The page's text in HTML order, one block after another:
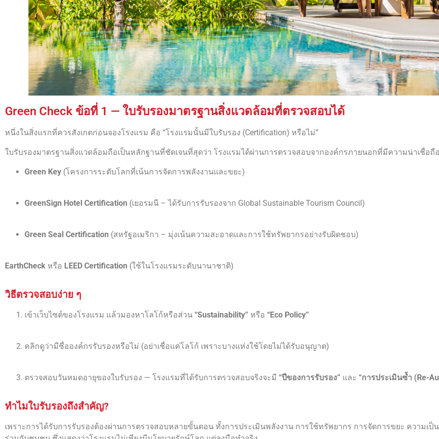
Green Check ข้อที่ 1 — ใบรับรองมาตรฐานสิ่งแวดล้อมที่ตรวจสอบได้
หนึ่งในสิ่งแรกที่ควรสังเกตก่อนจองโรงแรม คือ “โรงแรมนั้นมีใบรับรอง (Certification) หรือไม่”
ใบรับรองมาตรฐานสิ่งแวดล้อมถือเป็นหลักฐานที่ชัดเจนที่สุดว่า โรงแรมได้ผ่านการตรวจสอบจากองค์กรภายนอกที่มีความน่าเชื่อถื
Green Key (โครงการระดับโลกที่เน้นการจัดการพลังงานและขยะ)
GreenSign Hotel Certification (เยอรมนี – ได้รับการรับรองจาก Global Sustainable Tourism Council)
Green Seal Certification (สหรัฐอเมริกา – มุ่งเน้นความสะอาดและการใช้ทรัพยากรอย่างรับผิดชอบ)
EarthCheck หรือ LEED Certification (ใช้ในโรงแรมระดับนานาชาติ)
วิธีตรวจสอบง่าย ๆ
เข้าเว็บไซต์ของโรงแรม แล้วมองหาโลโก้หรือส่วน “Sustainability” หรือ “Eco Policy”
คลิกดูว่ามีชื่อองค์กรรับรองหรือไม่ (อย่าเชื่อแค่โลโก้ เพราะบางแห่งใช้โดยไม่ได้รับอนุญาต)
ตรวจสอบวันหมดอายุของใบรับรอง — โรงแรมที่ได้รับการตรวจสอบจริงจะมี “ปีของการรับรอง” และ “การประเมินซ้ำ (Re-
ทำไมใบรับรองถึงสำคัญ?
เพราะการได้รับการรับรองต้องผ่านการตรวจสอบหลายขั้นตอน ทั้งการประเมินพลังงาน การใช้ทรัพยากร การจัดการขยะ ความเ